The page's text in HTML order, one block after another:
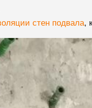
стен подвала,